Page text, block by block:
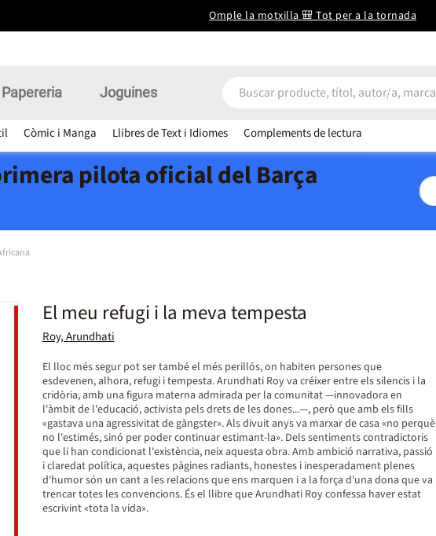
Omple la motxilla 🎒 Tot per a la tornada
Còmic i Manga Llibres de Text i Idiomes Complements de lectura
Papereria Joguines
pilota oficial del Barça
El meu refugi i la meva tempesta
Roy, Arundhati
El lloc més segur pot ser també el més perillós, on habiten persones que
esdevenen, alhora, refugi i tempesta. Arundhati Roy va créixer entre els silencis i la
cridòria, amb una figura materna admirada per la comunitat —innovadora en
l'àmbit de l'educació, activista pels drets de les dones...—, però que amb els fills
«gastava una agressivitat de gàngster». Als divuit anys va marxar de casa «no perquè
no l'estimés, sinó per poder continuar estimant-la». Dels sentiments contradictoris
que li han condicionat l'existència, neix aquesta obra. Amb ambició narrativa, passió
i claredat política, aquestes pàgines radiants, honestes i inesperadament plenes
d'humor són un cant a les relacions que ens marquen i a la força d'una dona que va
trencar totes les convencions. És el llibre que Arundhati Roy confessa haver estat
escrivint «tota la vida».